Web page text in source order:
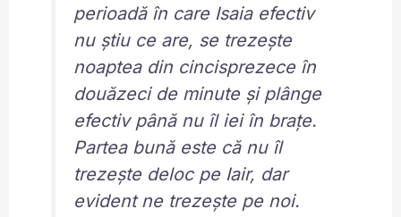
perioadă în care Isaia efectiv
nu știu ce are, se trezește
noaptea din cincisprezece în
douăzeci de minute și plânge
efectiv până nu îl iei în brațe.
Partea bună este că nu îl
trezește deloc pe Iair, dar
evident ne trezește pe noi.